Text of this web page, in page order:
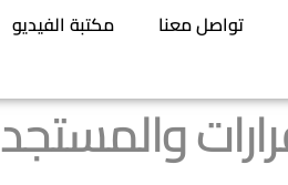
تواصل معنا مكتبة الفيديو
2026.. أبرز